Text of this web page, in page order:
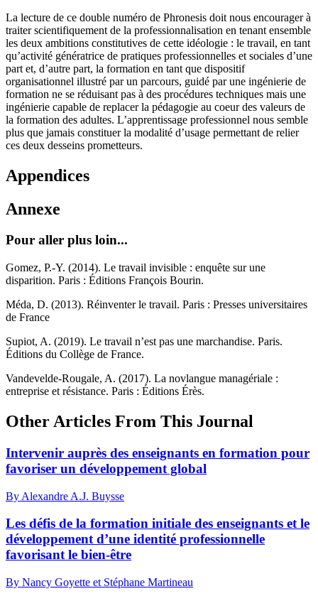
La lecture de ce double numéro de Phronesis doit nous encourager à
traiter scientifiquement de la professionnalisation en tenant ensemble
les deux ambitions constitutives de cette idéologie : le travail, en tant
qu’activité génératrice de pratiques professionnelles et sociales d’une
part et, d’autre part, la formation en tant que dispositif
organisationnel illustré par un parcours, guidé par une ingénierie de
formation ne se réduisant pas à des procédures techniques mais une
ingénierie capable de replacer la pédagogie au coeur des valeurs de
la formation des adultes. L’apprentissage professionnel nous semble
plus que jamais constituer la modalité d’usage permettant de relier
ces deux desseins prometteurs.
Appendices
Annexe
Pour aller plus loin...
Gomez, P.-Y. (2014). Le travail invisible : enquête sur une
disparition. Paris : Éditions François Bourin.
Méda, D. (2013). Réinventer le travail. Paris : Presses universitaires
de France
Supiot, A. (2019). Le travail n’est pas une marchandise. Paris.
Éditions du Collège de France.
Vandevelde-Rougale, A. (2017). La novlangue managériale :
entreprise et résistance. Paris : Éditions Érès.
Other Articles From This Journal
Intervenir auprès des enseignants en formation pour
favoriser un développement global
By Alexandre A.J. Buysse
Les défis de la formation initiale des enseignants et le
développement d’une identité professionnelle
favorisant le bien-être
By Nancy Goyette et Stéphane Martineau